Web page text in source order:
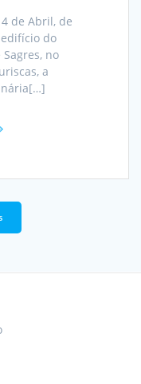
de Abril, de
do
no
a